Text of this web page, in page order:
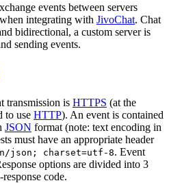
events between servers
integrating with JivoChat. Chat
bidirectional, a custom server is
sending events.
transmission is HTTPS (at the
to use HTTP). An event is contained
JSON format (note: text encoding in
must have an appropriate header
json; charset=utf-8. Event
options are divided into 3
code.